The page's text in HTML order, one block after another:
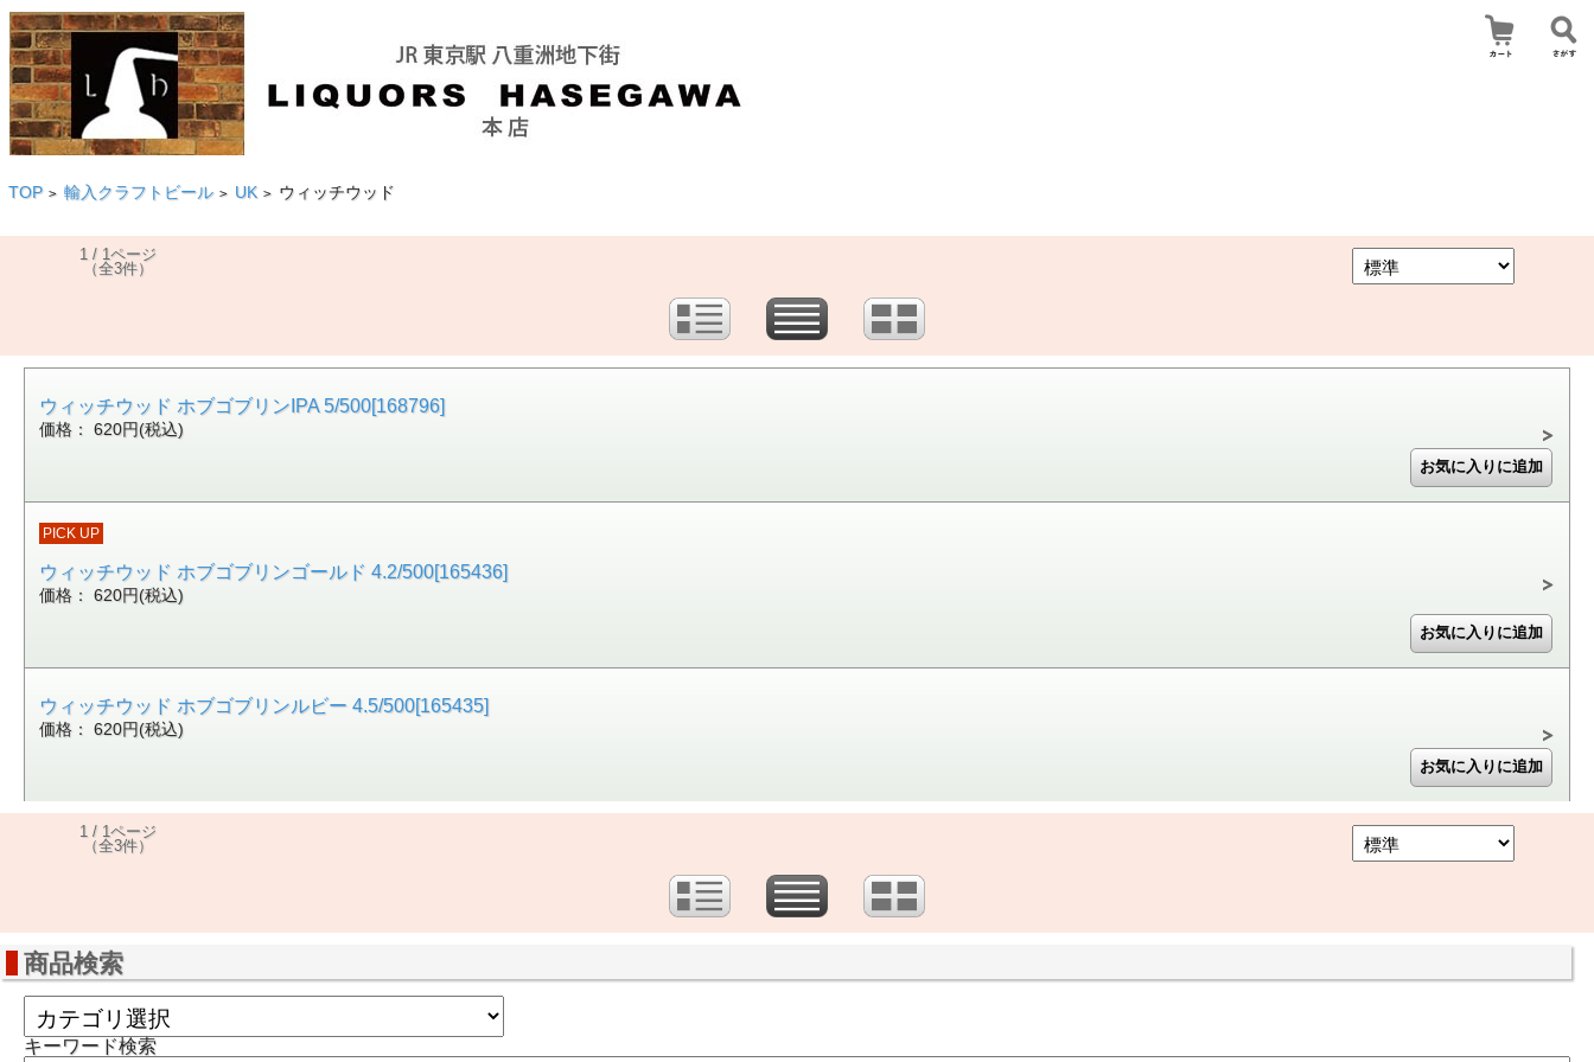
TOP > 輸入クラフトビール > UK > ウィッチウッド
1 / 1ページ
（全3件）
ウィッチウッド ホブゴブリンIPA 5/500[168796]
価格： 620円(税込)
PICK UP
ウィッチウッド ホブゴブリンゴールド 4.2/500[165436]
価格： 620円(税込)
ウィッチウッド ホブゴブリンルビー 4.5/500[165435]
価格： 620円(税込)
1 / 1ページ
（全3件）
商品検索
キーワード検索